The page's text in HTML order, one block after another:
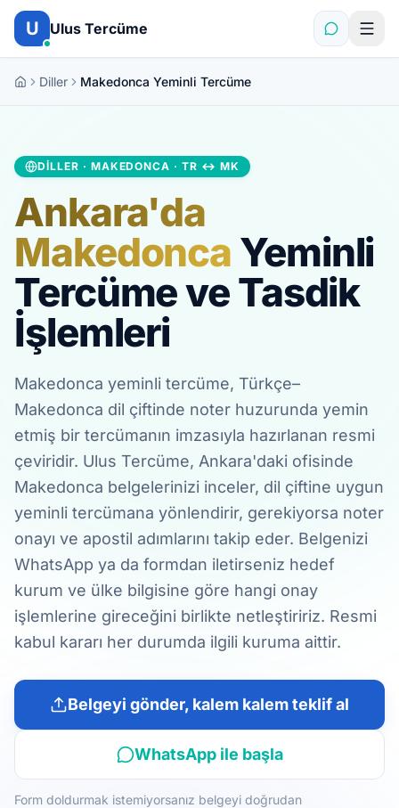
İçeriğe atla
U Ulus Tercüme
Diller Makedonca Yeminli Tercüme
DILLER · MAKEDONCA · TR ↔ MK
Ankara'da
Makedonca Yeminli
Tercüme ve Tasdik
İşlemleri
Makedonca yeminli tercüme, Türkçe–
Makedonca dil çiftinde noter huzurunda yemin
etmiş bir tercümanın imzasıyla hazırlanan resmi
çeviridir. Ulus Tercüme, Ankara'daki ofisinde
Makedonca belgelerinizi inceler, dil çiftine uygun
yeminli tercümana yönlendirir, gerekiyorsa noter
onayı ve apostil adımlarını takip eder. Belgenizi
WhatsApp ya da formdan iletirseniz hedef
kurum ve ülke bilgisine göre hangi onay
işlemlerine gireceğini birlikte netleştiririz. Resmi
kabul kararı her durumda ilgili kuruma aittir.
Belgeyi gönder, kalem kalem teklif al
WhatsApp ile başla
Form doldurmak istemiyorsanız belgeyi doğrudan